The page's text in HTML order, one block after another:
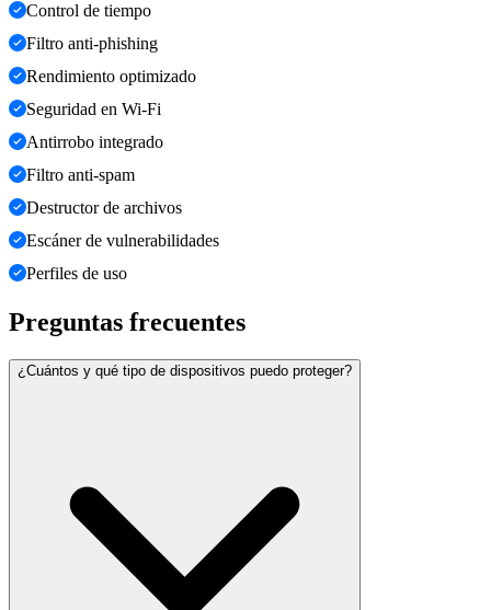
Control de tiempo
Filtro anti-phishing
Rendimiento optimizado
Seguridad en Wi-Fi
Antirrobo integrado
Filtro anti-spam
Destructor de archivos
Escáner de vulnerabilidades
Perfiles de uso
Preguntas frecuentes
¿Cuántos y qué tipo de dispositivos puedo proteger?